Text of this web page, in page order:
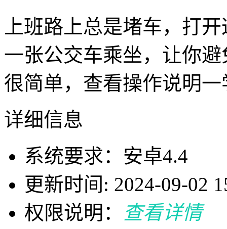
上班路上总是堵车，打
一张公交车乘坐，让你
很简单，查看操作说明
详细信息
系统要求：安卓4.4
更新时间: 2024-09-02
权限说明：
查看详情